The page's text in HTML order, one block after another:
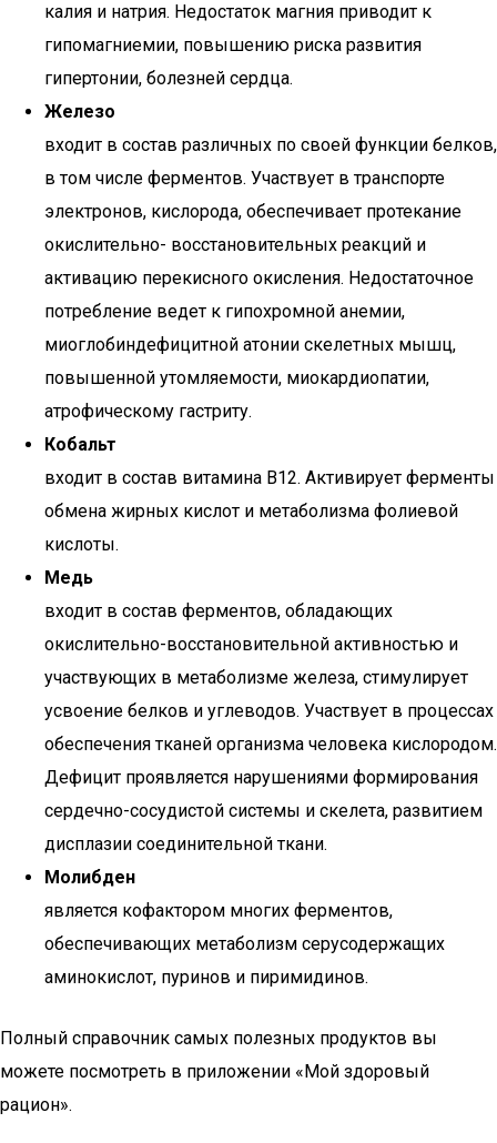
калия и натрия. Недостаток магния приводит к
гипомагниемии, повышению риска развития
гипертонии, болезней сердца.
Железо
входит в состав различных по своей функции белков,
в том числе ферментов. Участвует в транспорте
электронов, кислорода, обеспечивает протекание
окислительно- восстановительных реакций и
активацию перекисного окисления. Недостаточное
потребление ведет к гипохромной анемии,
миоглобиндефицитной атонии скелетных мышц,
повышенной утомляемости, миокардиопатии,
атрофическому гастриту.
Кобальт
входит в состав витамина В12. Активирует ферменты
обмена жирных кислот и метаболизма фолиевой
кислоты.
Медь
входит в состав ферментов, обладающих
окислительно-восстановительной активностью и
участвующих в метаболизме железа, стимулирует
усвоение белков и углеводов. Участвует в процессах
обеспечения тканей организма человека кислородом.
Дефицит проявляется нарушениями формирования
сердечно-сосудистой системы и скелета, развитием
дисплазии соединительной ткани.
Молибден
является кофактором многих ферментов,
обеспечивающих метаболизм серусодержащих
аминокислот, пуринов и пиримидинов.
Полный справочник самых полезных продуктов вы
можете посмотреть в приложении «Мой здоровый
рацион».